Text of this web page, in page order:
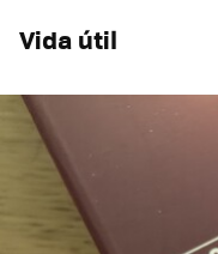
Vida útil